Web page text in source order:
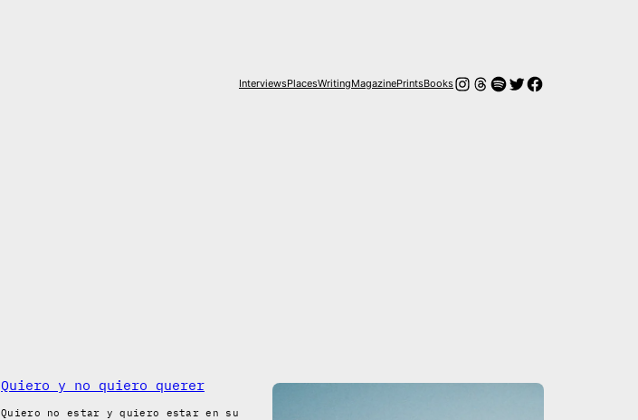
InterviewsPlacesWritingMagazinePrintsBooksInstagram
Hilos
Spotify
Twitter
Facebook
Quiero y no quiero querer
Quiero no estar y quiero estar en su